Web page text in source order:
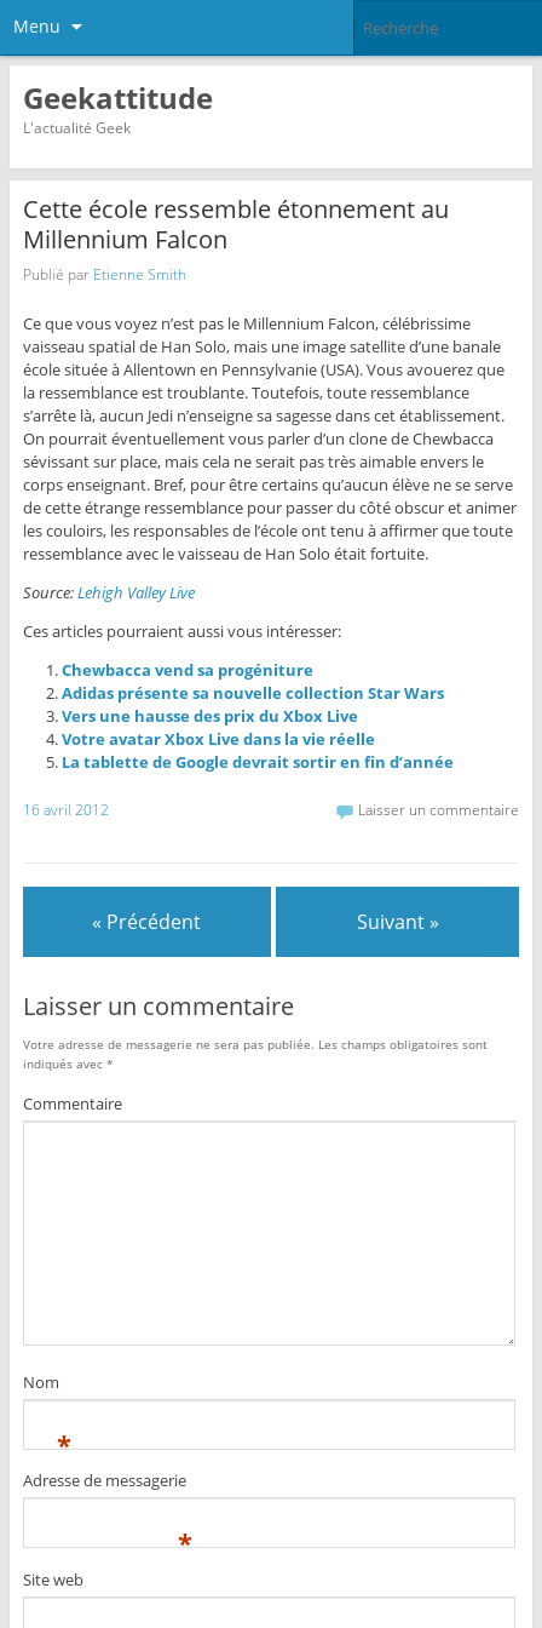
Menu
Geekattitude
L'actualité Geek
Cette école ressemble étonnement au
Millennium Falcon
Publié par Etienne Smith
Ce que vous voyez n’est pas le Millennium Falcon, célébrissime
vaisseau spatial de Han Solo, mais une image satellite d’une banale
école située à Allentown en Pennsylvanie (USA). Vous avouerez que
la ressemblance est troublante. Toutefois, toute ressemblance
s’arrête là, aucun Jedi n’enseigne sa sagesse dans cet établissement.
On pourrait éventuellement vous parler d’un clone de Chewbacca
sévissant sur place, mais cela ne serait pas très aimable envers le
corps enseignant. Bref, pour être certains qu’aucun élève ne se serve
de cette étrange ressemblance pour passer du côté obscur et animer
les couloirs, les responsables de l’école ont tenu à affirmer que toute
ressemblance avec le vaisseau de Han Solo était fortuite.
Source:Lehigh Valley Live
Ces articles pourraient aussi vous intéresser:
Chewbacca vend sa progéniture
Adidas présente sa nouvelle collection Star Wars
Vers une hausse des prix du Xbox Live
Votre avatar Xbox Live dans la vie réelle
La tablette de Google devrait sortir en fin d’année
16 avril 2012 Laisser un commentaire
« Précédent Suivant »
Laisser un commentaire
Votre adresse de messagerie ne sera pas publiée. Les champs obligatoires sont
indiqués avec *
Commentaire
Nom
*
Adresse de messagerie
*
Site web